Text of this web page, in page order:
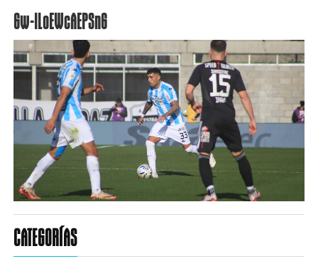
Gw-IL0EWcAEPSnG
CATEGORÍAS